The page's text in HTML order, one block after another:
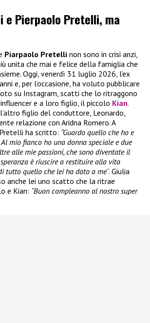
e Pierpaolo Pretelli, ma
Piarpaolo Pretelli non sono in crisi anzi,
unita che mai e felice della famiglia che
Oggi, venerdì 31 luglio 2026, l’ex
e, per l’occasione, ha voluto pubblicare
su Instagram, scatti che lo ritraggono
e a loro figlio, il piccolo Kian.
figlio del conduttore, Leonardo,
relazione con Aridna Romero. A
ha scritto: “Guardo quello che ho e
mio fianco ho una donna speciale e due
alle mie passioni, che sono diventate il
è riuscire a restituire alla vita
tutto quello che lei ha dato a me“. Giulia
anche lei uno scatto che la ritrae
e Kian: “Buon compleanno al nostro super